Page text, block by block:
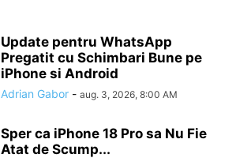
Update pentru WhatsApp
Pregatit cu Schimbari Bune pe
iPhone si Android
Adrian Gabor - aug. 3, 2026, 8:00 AM
Sper ca iPhone 18 Pro sa Nu Fie
Atat de Scump...